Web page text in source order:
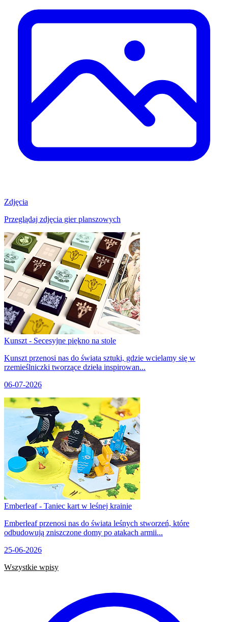
Zdjęcia
Przeglądaj zdjęcia gier planszowych
Kunszt - Secesyjne piękno na stole
Kunszt przenosi nas do świata sztuki, gdzie wcielamy się w
rzemieślniczki tworzące dzieła inspirowan...
06-07-2026
Emberleaf - Taniec kart w leśnej krainie
Emberleaf przenosi nas do świata leśnych stworzeń, które
odbudowują zniszczone domy po atakach armii...
25-06-2026
Wszystkie wpisy